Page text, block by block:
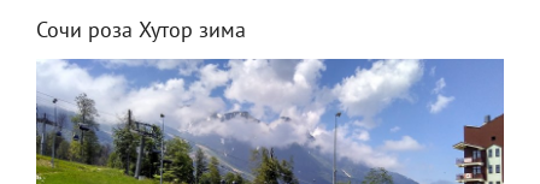
Сочи роза Хутор зима